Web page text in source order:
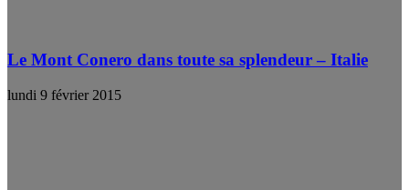
Le Mont Conero dans toute sa splendeur – Italie
lundi 9 février 2015